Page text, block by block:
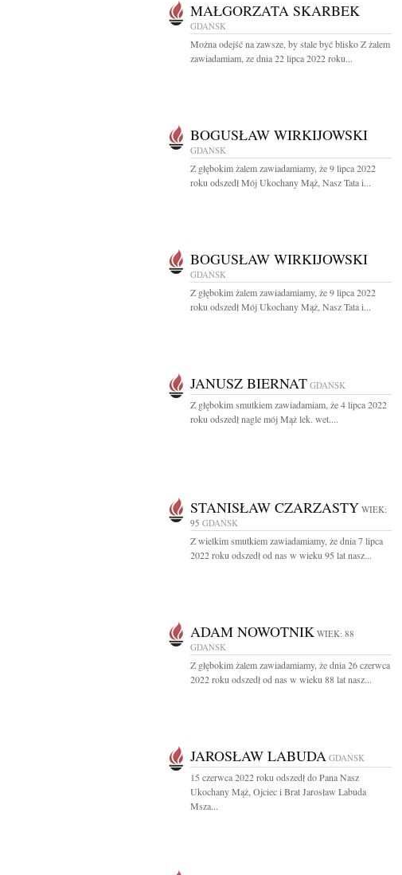
MAŁGORZATA SKARBEK
GDAŃSK
Można odejść na zawsze, by stale być blisko Z żalem
zawiadamiam, ze dnia 22 lipca 2022 roku...
BOGUSŁAW WIRKIJOWSKI
GDAŃSK
Z głębokim żalem zawiadamiamy, że 9 lipca 2022
roku odszedł Mój Ukochany Mąż, Nasz Tata i...
BOGUSŁAW WIRKIJOWSKI
GDAŃSK
Z głębokim żalem zawiadamiamy, że 9 lipca 2022
roku odszedł Mój Ukochany Mąż, Nasz Tata i...
JANUSZ BIERNAT GDAŃSK
Z głębokim smutkiem zawiadamiam, że 4 lipca 2022
roku odszedł nagle mój Mąż lek. wet....
STANISŁAW CZARZASTY WIEK:
95 GDAŃSK
Z wielkim smutkiem zawiadamiamy, że dnia 7 lipca
2022 roku odszedł od nas w wieku 95 lat nasz...
ADAM NOWOTNIK WIEK: 88
GDAŃSK
Z głębokim żalem zawiadamiamy, że dnia 26 czerwca
2022 roku odszedł od nas w wieku 88 lat nasz...
JAROSŁAW LABUDA GDAŃSK
15 czerwca 2022 roku odszedł do Pana Nasz
Ukochany Mąż, Ojciec i Brat Jarosław Labuda
Msza...